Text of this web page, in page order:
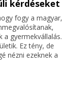
kérdéseket
fogy a magyar,
a gyermekvállalás.
Ez tény, de
nézni ezeknek a